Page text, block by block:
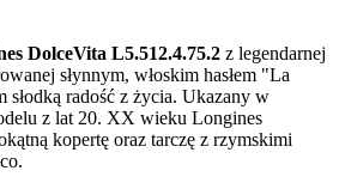
DolceVita L5.512.4.75.2 z legendarnej
słynnym, włoskim hasłem "La
radość z życia. Ukazany w
z lat 20. XX wieku Longines
kopertę oraz tarczę z rzymskimi